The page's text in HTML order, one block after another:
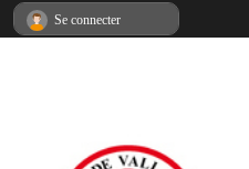
Se connecter
Panneau de gestion des cookies